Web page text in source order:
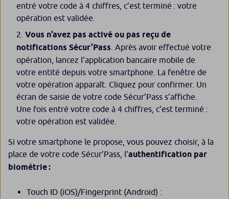
entré votre code à 4 chiffres, c’est terminé : votre
opération est validée.
Vous n’avez pas activé ou pas reçu de
notifications Sécur’Pass . Après avoir effectué votre
opération, lancez l’application bancaire mobile de
votre entité depuis votre smartphone. La fenêtre de
votre opération apparaît. Cliquez pour confirmer. Un
écran de saisie de votre code Sécur’Pass s’affiche.
Une fois entré votre code à 4 chiffres, c’est terminé :
votre opération est validée.
Si votre smartphone le propose, vous pouvez choisir, à la
place de votre code Sécur’Pass, l’authentification par
biométrie :
Touch ID (iOS)/Fingerprint (Android) :